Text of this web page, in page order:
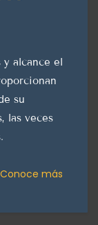
alcance el
su
las veces
Conoce más